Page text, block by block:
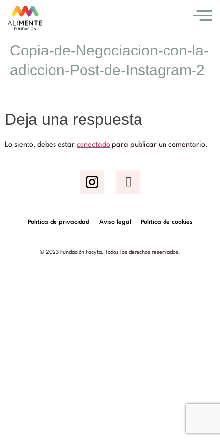
Copia-de-Negociacion-con-la-
adiccion-Post-de-Instagram-2
Deja una respuesta
Lo siento, debes estar conectado para publicar un comentario.
Política de privacidad Aviso legal Política de cookies
© 2023 Fundación Facyta. Todos los derechos reservados.